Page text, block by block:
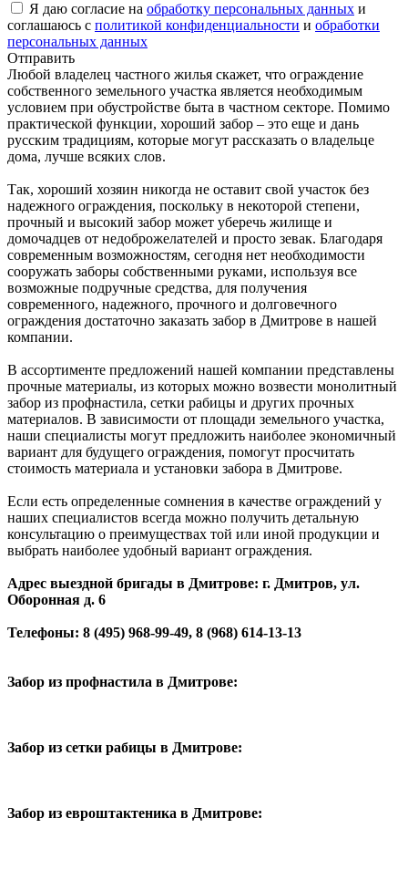
Я даю согласие на обработку персональных данных и
соглашаюсь с политикой конфиденциальности и обработки
персональных данных
Отправить
Любой владелец частного жилья скажет, что ограждение
собственного земельного участка является необходимым
условием при обустройстве быта в частном секторе. Помимо
практической функции, хороший забор – это еще и дань
русским традициям, которые могут рассказать о владельце
дома, лучше всяких слов.
Так, хороший хозяин никогда не оставит свой участок без
надежного ограждения, поскольку в некоторой степени,
прочный и высокий забор может уберечь жилище и
домочадцев от недоброжелателей и просто зевак. Благодаря
современным возможностям, сегодня нет необходимости
сооружать заборы собственными руками, используя все
возможные подручные средства, для получения
современного, надежного, прочного и долговечного
ограждения достаточно заказать забор в Дмитрове в нашей
компании.
В ассортименте предложений нашей компании представлены
прочные материалы, из которых можно возвести монолитный
забор из профнастила, сетки рабицы и других прочных
материалов. В зависимости от площади земельного участка,
наши специалисты могут предложить наиболее экономичный
вариант для будущего ограждения, помогут просчитать
стоимость материала и установки забора в Дмитрове.
Если есть определенные сомнения в качестве ограждений у
наших специалистов всегда можно получить детальную
консультацию о преимуществах той или иной продукции и
выбрать наиболее удобный вариант ограждения.
Адрес выездной бригады в Дмитрове: г. Дмитров, ул.
Оборонная д. 6
Телефоны: 8 (495) 968-99-49, 8 (968) 614-13-13
Забор из профнастила в Дмитрове:
Забор из сетки рабицы в Дмитрове:
Забор из евроштактеника в Дмитрове: